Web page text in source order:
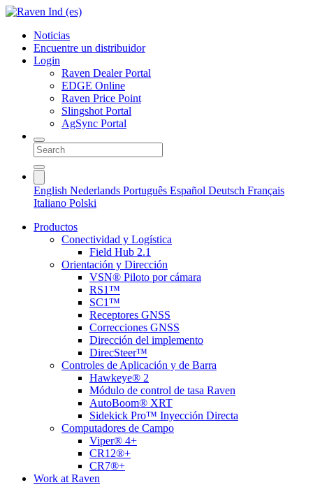
Noticias
Encuentre un distribuidor
Login
Raven Dealer Portal
EDGE Online
Raven Price Point
Slingshot Portal
AgSync Portal
English Nederlands Português Español Deutsch Français
Italiano Polski
Productos
Conectividad y Logística
Field Hub 2.1
Orientación y Dirección
VSN® Piloto por cámara
RS1™
SC1™
Receptores GNSS
Correcciones GNSS
Dirección del implemento
DirecSteer™
Controles de Aplicación y de Barra
Hawkeye® 2
Módulo de control de tasa Raven
AutoBoom® XRT
Sidekick Pro™ Inyección Directa
Computadores de Campo
Viper® 4+
CR12®+
CR7®+
Work at Raven